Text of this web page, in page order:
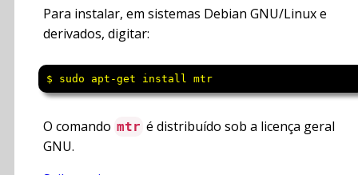
Para instalar, em sistemas Debian GNU/Linux e
derivados, digitar:
$ sudo apt-get install mtr
O comando mtr é distribuído sob a licença geral
GNU.